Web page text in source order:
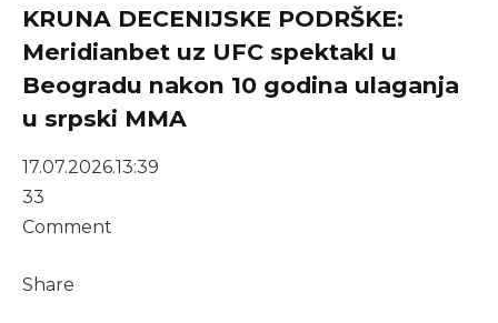
KRUNA DECENIJSKE PODRŠKE:
Meridianbet uz UFC spektakl u
Beogradu nakon 10 godina ulaganja
u srpski MMA
17.07.2026.13:39
33
Comment
Share